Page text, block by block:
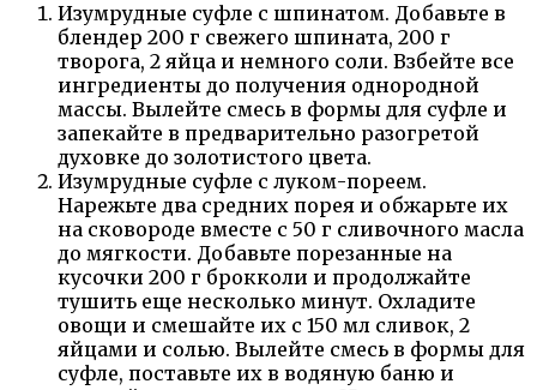
Изумрудные суфле с шпинатом. Добавьте в
блендер 200 г свежего шпината, 200 г
творога, 2 яйца и немного соли. Взбейте все
ингредиенты до получения однородной
массы. Вылейте смесь в формы для суфле и
запекайте в предварительно разогретой
духовке до золотистого цвета.
Изумрудные суфле с луком-пореем.
Нарежьте два средних порея и обжарьте их
на сковороде вместе с 50 г сливочного масла
до мягкости. Добавьте порезанные на
кусочки 200 г брокколи и продолжайте
тушить еще несколько минут. Охладите
овощи и смешайте их с 150 мл сливок, 2
яйцами и солью. Вылейте смесь в формы для
суфле, поставьте их в водяную баню и